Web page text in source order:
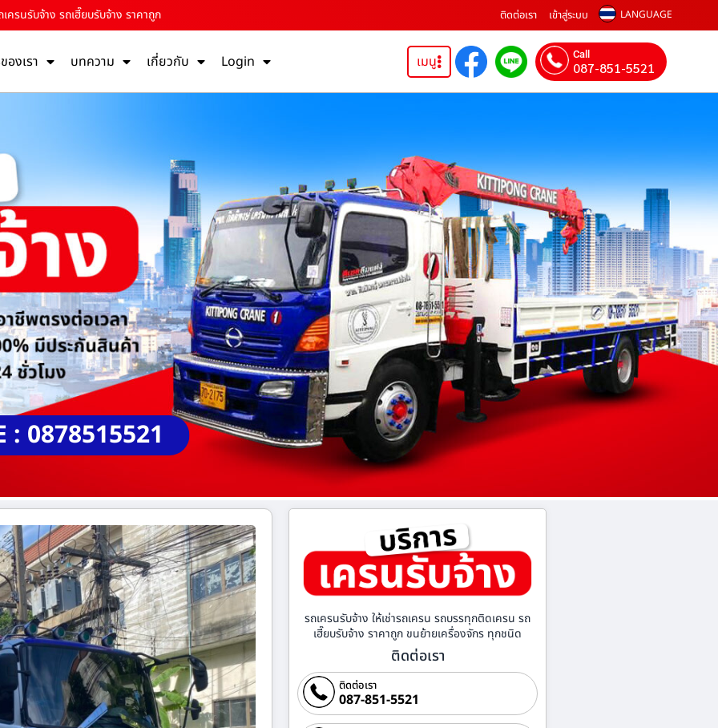
รนรับจ้าง รถเฮี๊ยบรับจ้าง ราคาถูก ติดต่อเรา เข้าสู่ระบบ LANGUAGE
องเรา บทความ เกี่ยวกับ Login เมนู Call
087-851-5521
: 0878515521
รถเครนรับจ้าง ให้เช่ารถเครน รถบรรทุกติดเครน รถ
เฮี๊ยบรับจ้าง ราคาถูก ขนย้ายเครื่องจักร ทุกชนิด
ติดต่อเรา
ติดต่อเรา
087-851-5521